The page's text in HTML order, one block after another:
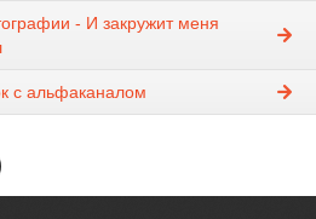
- И закружит меня
с альфаканалом